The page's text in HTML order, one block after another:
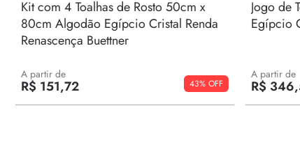
Kit com 4 Toalhas de Rosto 50cm x
80cm Algodão Egípcio Cristal Renda
Renascença Buettner
A partir de
R$ 151,72 43%
Jogo de
Egípcio
A partir de
R$ 346,